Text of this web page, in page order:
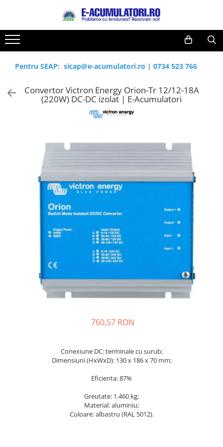
Toate Produsele
Acumulatori, Baterii si Incarcatoare
Uzuale
Baterii alcaline
Baterii litiu
Baterii auditive
Accesorii baterii
Baterii Industriale
Acumulatori
Incarcatoare acumulatori
Panouri fotovoltaice si accesorii
Sisteme prindere panouri
fotovoltaice
Invertoare Off-grid
Convertoare de tensiune
Reduceri de vara
Cabluri
Acumulatori
Prelungitoare
Panouri fotovoltaice
Statii de incarcare EV
Pentru SEAP: sicap@e-acumulatori.ro | 0734 523 766
Convertor Victron Energy Orion-Tr 12/12-18A
(220W) DC-DC izolat | E-Acumulatori
760,57 RON
Conexiune DC: terminale cu surub;
Dimensiuni (HxWxD): 130 x 186 x 70 mm;
Eficienta: 87%
Greutate: 1.460 kg;
Material: aluminiu;
Culoare: albastru (RAL 5012).